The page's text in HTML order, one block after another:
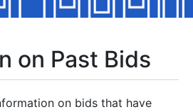
on Past Bids
on bids that have